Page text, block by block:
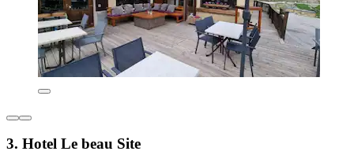
3. Hotel Le beau Site